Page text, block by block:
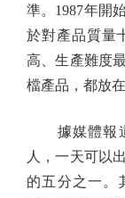
準。1987年開
於對產品質量
高、生產難度
檔產品，都放
據媒體報道
人，一天可以
的五分之一。